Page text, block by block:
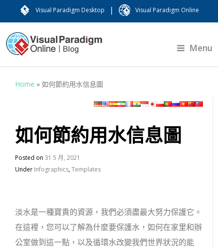
Visual Paradigm Desktop | Visual Paradigm Online
Menu
Home »如何節約用水信息圖
如何節約用水信息圖
Posted on31 5 月, 2021
Under Infographics,Templates
淡水是一種寶貴的資源，我們必須盡最大努力保護它。
在這裡，您可以了解為什麼要保護水，如何在家里和辦
公室做到這一點，以及循環水改變我們世界狀況的能